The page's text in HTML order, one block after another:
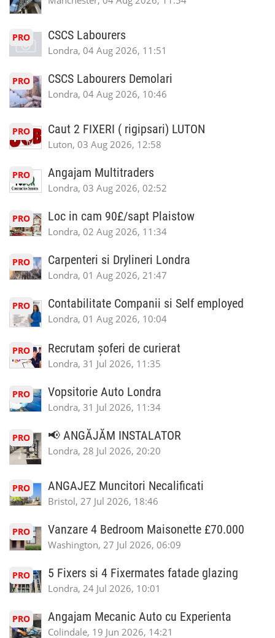
PRO CSCS Labourers
Londra, 04 Aug 2026, 11:51
PRO CSCS Labourers Demolari
Londra, 04 Aug 2026, 10:46
PRO Caut 2 FIXERI ( rigipsari) LUTON
Luton, 03 Aug 2026, 12:58
PRO Angajam Multitraders
Londra, 03 Aug 2026, 02:52
PRO Loc in cam 90£/sapt Plaistow
Londra, 02 Aug 2026, 11:34
PRO Carpenteri si Drylineri Londra
Londra, 01 Aug 2026, 21:47
PRO Contabilitate Companii si Self employed
Londra, 01 Aug 2026, 10:04
PRO Recrutam șoferi de curierat
Londra, 31 Jul 2026, 11:35
PRO Vopsitorie Auto Londra
Londra, 31 Jul 2026, 11:34
PRO 📢 ANGĂJĂM INSTALATOR
Londra, 28 Jul 2026, 20:20
PRO ANGAJEZ Muncitori Necalificati
Bristol, 27 Jul 2026, 18:46
PRO Vanzare 4 Bedroom Maisonette £70.000
Washington, 27 Jul 2026, 06:09
PRO 5 Fixers si 4 Fixermates fatade glazing
Londra, 24 Jul 2026, 10:01
PRO Angajam Mecanic Auto cu Experienta
Colindale, 19 Jun 2026, 14:21